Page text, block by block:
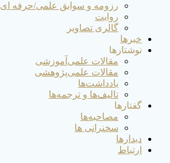
رزومه و سوابق علمی/حرفه ای
روایت
گالری تصاویر
خبر‌ها
نوشتار‌ها
مقالات علمی‌آموزشی
مقالات علمی‌پژوهشی
یادداشت‌ها
تالیف‌ها و ترجمه‌ها
گفتار‌ها
مصاحبه‌ها
سخنرانی ها
دیدارها
ارتباط